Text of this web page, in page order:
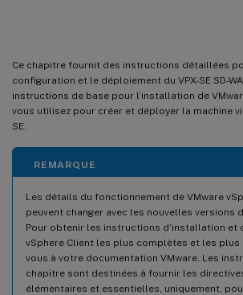
Ce chapitre fournit des instructions détaillées
configuration et le déploiement du VPX-SE SD-
instructions de base pour l’installation de
vous utilisez pour créer et déployer la machine
SE.
REMARQUE
Les détails du fonctionnement de VMware
peuvent changer avec les nouvelles versions
Pour obtenir les instructions d’installation et
vSphere Client les plus complètes et les
vous à votre documentation VMware. Les
chapitre sont destinées à fournir les
élémentaires et essentielles, uniquement,